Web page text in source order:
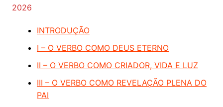
2026
INTRODUÇÃO
I – O VERBO COMO DEUS ETERNO
II – O VERBO COMO CRIADOR, VIDA E LUZ
III – O VERBO COMO REVELAÇÃO PLENA DO
PAI